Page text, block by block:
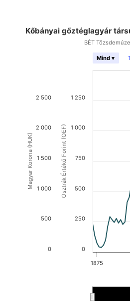
Osztrák Értékű Forint (OEF)
Magyar Korona (HUK)
Kőbányai gőztéglagyár
BÉT
Mind ▾
1875
0
250
500
750
1 000
1 250
0
500
1 000
1 500
2 000
2 500